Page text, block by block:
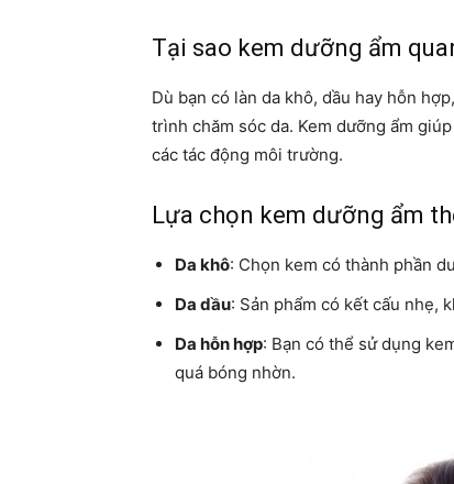
Tại sao kem dưỡng ẩm
Dù bạn có làn da khô, dầu hay hỗn
trình chăm sóc da. Kem dưỡng ẩm
các tác động môi trường.
Lựa chọn kem dưỡng ẩm
Da khô: Chọn kem có thành phần
Da dầu: Sản phẩm có kết cấu nhẹ,
Da hỗn hợp: Bạn có thể sử dụng
quá bóng nhờn.